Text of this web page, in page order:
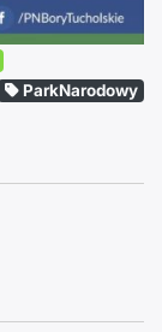
ParkNarodowy